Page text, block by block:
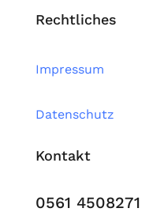
Rechtliches
Impressum
Datenschutz
Kontakt
0561 4508271